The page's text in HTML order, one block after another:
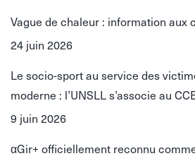
Vague de chaleur : information aux
24 juin 2026
Le socio-sport au service des
moderne : l’UNSLL s’associe au
9 juin 2026
αGir+ officiellement reconnu